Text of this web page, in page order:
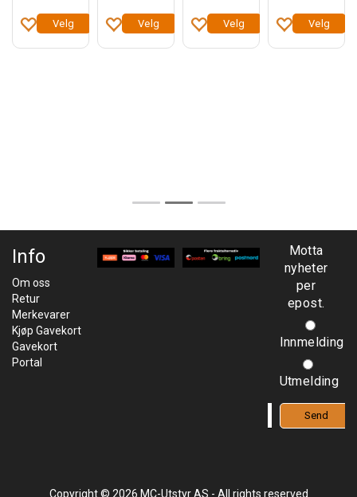
Velg Velg Velg Velg
Info
Om oss
Retur
Merkevarer
Kjøp Gavekort
Gavekort
Portal
Motta
nyheter
per
epost.
Innmelding
Utmelding
Copyright © 2026 MC-Utstyr AS - All rights reserved